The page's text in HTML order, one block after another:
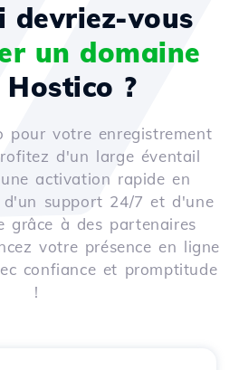
devriez-vous
un domaine
Hostico ?
pour votre enregistrement
d'un large éventail
activation rapide en
d'un support 24/7 et d'une
grâce à des partenaires
votre présence en ligne
confiance et promptitude
!